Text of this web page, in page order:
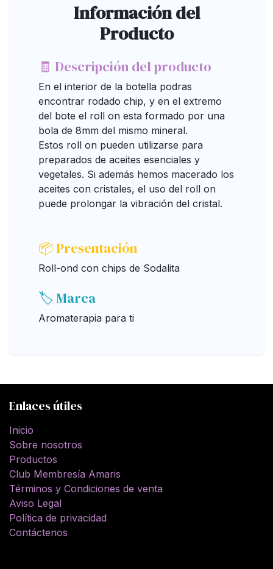
Información del
Producto
🧾 Descripción del producto
En el interior de la botella podras
encontrar rodado chip, y en el extremo
del bote el roll on esta formado por una
bola de 8mm del mismo mineral.
Estos roll on pueden utilizarse para
preparados de aceites esenciales y
vegetales. Si además hemos macerado los
aceites con cristales, el uso del roll on
puede prolongar la vibración del cristal.
📦 Presentación
Roll-ond con chips de Sodalita
🏷️ Marca
Aromaterapia para ti
Enlaces útiles
Inicio
Sobre nosotros
Productos
Club Membresía Amaris
Términos y Condiciones de venta
Aviso Legal
Política de privacidad
Contáctenos